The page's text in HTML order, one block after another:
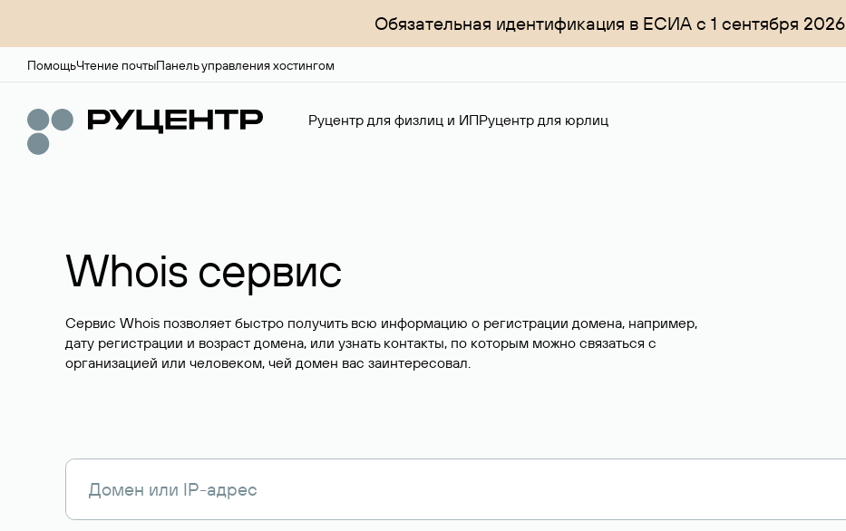
Обязательная идентификация в ЕСИА с 1 сентября 2026
ПомощьЧтение почтыПанель управления хостингом
Руцентр для физлиц и ИПРуцентр для юрлиц
Whois сервис
Сервис Whois позволяет быстро получить всю информацию о регистрации домена, например,
дату регистрации и возраст домена, или узнать контакты, по которым можно связаться с
организацией или человеком, чей домен вас заинтересовал.